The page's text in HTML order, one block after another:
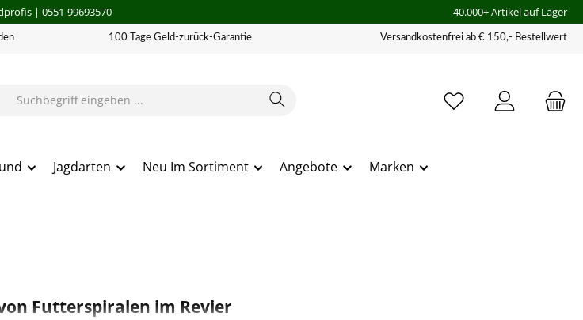
| 0551-99693570 40.000+ Artikel auf Lager
100 Tage Geld-zurück-Garantie Versandkostenfrei ab € 150,- Bestellwert
Jagdarten Neu Im Sortiment Angebote Marken
Futterspiralen im Revier